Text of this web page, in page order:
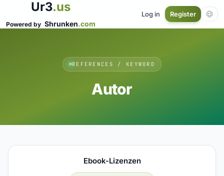
Ur3.us
Powered by Shrunken.com
Log in Register
REFERENCES / KEYWORD
Autor
Ebook-Lizenzen